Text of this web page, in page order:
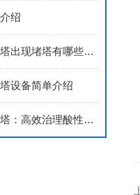
绍
大型锅炉脱硫塔出现堵塔有哪些危害？
设备简单介绍
盐酸废气吸收塔：高效治理酸性废气的环保利器